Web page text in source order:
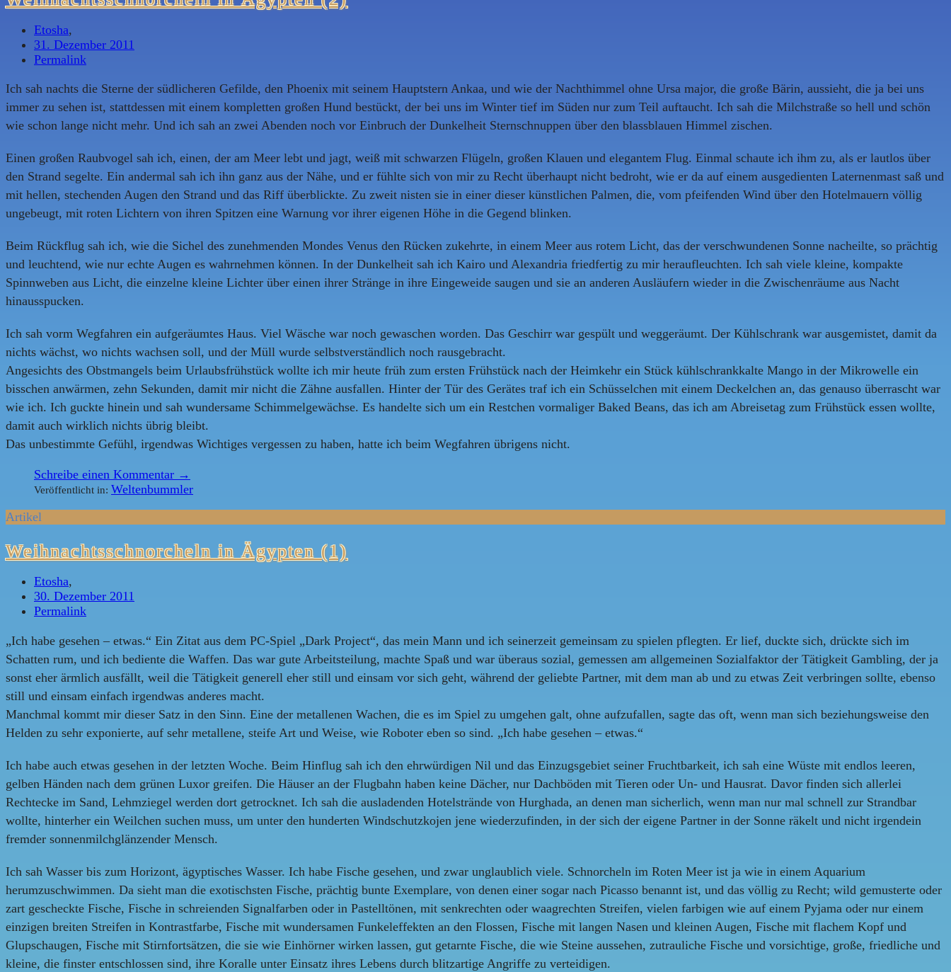
Etosha,
31. Dezember 2011
Permalink
Ich sah nachts die Sterne der südlicheren Gefilde, den Phoenix mit seinem Hauptstern Ankaa, und wie der Nachthimmel ohne Ursa major, die große Bärin, aussieht, die ja bei uns
immer zu sehen ist, stattdessen mit einem kompletten großen Hund bestückt, der bei uns im Winter tief im Süden nur zum Teil auftaucht. Ich sah die Milchstraße so hell und schön
wie schon lange nicht mehr. Und ich sah an zwei Abenden noch vor Einbruch der Dunkelheit Sternschnuppen über den blassblauen Himmel zischen.
Einen großen Raubvogel sah ich, einen, der am Meer lebt und jagt, weiß mit schwarzen Flügeln, großen Klauen und elegantem Flug. Einmal schaute ich ihm zu, als er lautlos über
den Strand segelte. Ein andermal sah ich ihn ganz aus der Nähe, und er fühlte sich von mir zu Recht überhaupt nicht bedroht, wie er da auf einem ausgedienten Laternenmast saß und
mit hellen, stechenden Augen den Strand und das Riff überblickte. Zu zweit nisten sie in einer dieser künstlichen Palmen, die, vom pfeifenden Wind über den Hotelmauern völlig
ungebeugt, mit roten Lichtern von ihren Spitzen eine Warnung vor ihrer eigenen Höhe in die Gegend blinken.
Beim Rückflug sah ich, wie die Sichel des zunehmenden Mondes Venus den Rücken zukehrte, in einem Meer aus rotem Licht, das der verschwundenen Sonne nacheilte, so prächtig
und leuchtend, wie nur echte Augen es wahrnehmen können. In der Dunkelheit sah ich Kairo und Alexandria friedfertig zu mir heraufleuchten. Ich sah viele kleine, kompakte
Spinnweben aus Licht, die einzelne kleine Lichter über einen ihrer Stränge in ihre Eingeweide saugen und sie an anderen Ausläufern wieder in die Zwischenräume aus Nacht
hinausspucken.
Ich sah vorm Wegfahren ein aufgeräumtes Haus. Viel Wäsche war noch gewaschen worden. Das Geschirr war gespült und weggeräumt. Der Kühlschrank war ausgemistet, damit da
nichts wächst, wo nichts wachsen soll, und der Müll wurde selbstverständlich noch rausgebracht.
Angesichts des Obstmangels beim Urlaubsfrühstück wollte ich mir heute früh zum ersten Frühstück nach der Heimkehr ein Stück kühlschrankkalte Mango in der Mikrowelle ein
bisschen anwärmen, zehn Sekunden, damit mir nicht die Zähne ausfallen. Hinter der Tür des Gerätes traf ich ein Schüsselchen mit einem Deckelchen an, das genauso überrascht war
wie ich. Ich guckte hinein und sah wundersame Schimmelgewächse. Es handelte sich um ein Restchen vormaliger Baked Beans, das ich am Abreisetag zum Frühstück essen wollte,
damit auch wirklich nichts übrig bleibt.
Das unbestimmte Gefühl, irgendwas Wichtiges vergessen zu haben, hatte ich beim Wegfahren übrigens nicht.
Schreibe einen Kommentar →
Veröffentlicht in: Weltenbummler
Artikel
Weihnachtsschnorcheln in Ägypten (1)
Etosha,
30. Dezember 2011
Permalink
„Ich habe gesehen – etwas.“ Ein Zitat aus dem PC-Spiel „Dark Project“, das mein Mann und ich seinerzeit gemeinsam zu spielen pflegten. Er lief, duckte sich, drückte sich im
Schatten rum, und ich bediente die Waffen. Das war gute Arbeitsteilung, machte Spaß und war überaus sozial, gemessen am allgemeinen Sozialfaktor der Tätigkeit Gambling, der ja
sonst eher ärmlich ausfällt, weil die Tätigkeit generell eher still und einsam vor sich geht, während der geliebte Partner, mit dem man ab und zu etwas Zeit verbringen sollte, ebenso
still und einsam einfach irgendwas anderes macht.
Manchmal kommt mir dieser Satz in den Sinn. Eine der metallenen Wachen, die es im Spiel zu umgehen galt, ohne aufzufallen, sagte das oft, wenn man sich beziehungsweise den
Helden zu sehr exponierte, auf sehr metallene, steife Art und Weise, wie Roboter eben so sind. „Ich habe gesehen – etwas.“
Ich habe auch etwas gesehen in der letzten Woche. Beim Hinflug sah ich den ehrwürdigen Nil und das Einzugsgebiet seiner Fruchtbarkeit, ich sah eine Wüste mit endlos leeren,
gelben Händen nach dem grünen Luxor greifen. Die Häuser an der Flugbahn haben keine Dächer, nur Dachböden mit Tieren oder Un- und Hausrat. Davor finden sich allerlei
Rechtecke im Sand, Lehmziegel werden dort getrocknet. Ich sah die ausladenden Hotelstrände von Hurghada, an denen man sicherlich, wenn man nur mal schnell zur Strandbar
wollte, hinterher ein Weilchen suchen muss, um unter den hunderten Windschutzkojen jene wiederzufinden, in der sich der eigene Partner in der Sonne räkelt und nicht irgendein
fremder sonnenmilchglänzender Mensch.
Ich sah Wasser bis zum Horizont, ägyptisches Wasser. Ich habe Fische gesehen, und zwar unglaublich viele. Schnorcheln im Roten Meer ist ja wie in einem Aquarium
herumzuschwimmen. Da sieht man die exotischsten Fische, prächtig bunte Exemplare, von denen einer sogar nach Picasso benannt ist, und das völlig zu Recht; wild gemusterte oder
zart gescheckte Fische, Fische in schreienden Signalfarben oder in Pastelltönen, mit senkrechten oder waagrechten Streifen, vielen farbigen wie auf einem Pyjama oder nur einem
einzigen breiten Streifen in Kontrastfarbe, Fische mit wundersamen Funkeleffekten an den Flossen, Fische mit langen Nasen und kleinen Augen, Fische mit flachem Kopf und
Glupschaugen, Fische mit Stirnfortsätzen, die sie wie Einhörner wirken lassen, gut getarnte Fische, die wie Steine aussehen, zutrauliche Fische und vorsichtige, große, friedliche und
kleine, die finster entschlossen sind, ihre Koralle unter Einsatz ihres Lebens durch blitzartige Angriffe zu verteidigen.